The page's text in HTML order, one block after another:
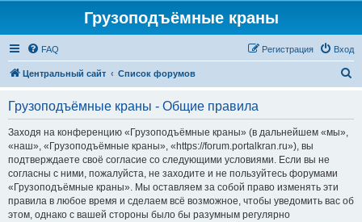
Грузоподъёмные краны
FAQ Вход
Регистрация
Центральный сайт Список форумов
Грузоподъёмные краны - Общие правила
Заходя на конференцию «Грузоподъёмные краны» (в дальнейшем «мы»,
«наш», «Грузоподъёмные краны», «https://forum.portalkran.ru»), вы
подтверждаете своё согласие со следующими условиями. Если вы не
согласны с ними, пожалуйста, не заходите и не пользуйтесь форумами
«Грузоподъёмные краны». Мы оставляем за собой право изменять эти
правила в любое время и сделаем всё возможное, чтобы уведомить вас об
этом, однако с вашей стороны было бы разумным регулярно